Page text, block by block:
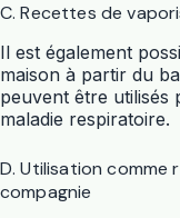
C. Recettes de
Il est également
maison à partir du
peuvent être utilisés
maladie respiratoire.
D. Utilisation comme
compagnie